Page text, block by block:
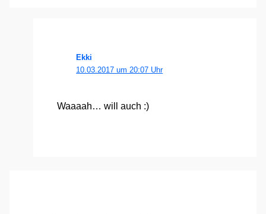
Ekki
10.03.2017 um 20:07 Uhr
Waaaah… will auch :)